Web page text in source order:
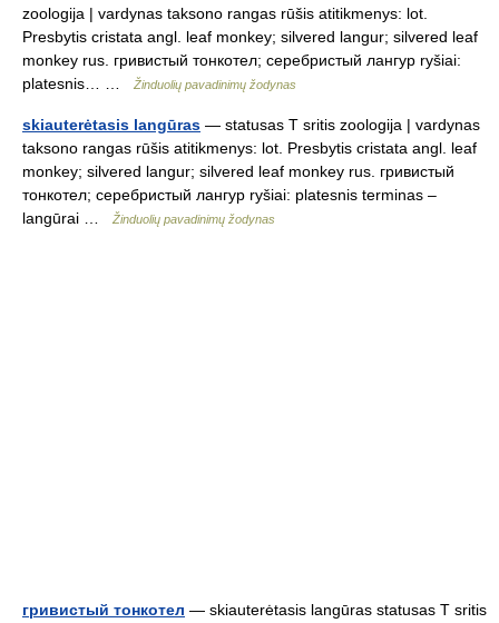
zoologija | vardynas taksono rangas rūšis atitikmenys: lot.
Presbytis cristata angl. leaf monkey; silvered langur; silvered leaf
monkey rus. гривистый тонкотел; серебристый лангур ryšiai:
platesnis… …
Žinduolių pavadinimų žodynas
skiauterėtasis langūras — statusas T sritis zoologija | vardynas
taksono rangas rūšis atitikmenys: lot. Presbytis cristata angl. leaf
monkey; silvered langur; silvered leaf monkey rus. гривистый
тонкотел; серебристый лангур ryšiai: platesnis terminas –
langūrai …
Žinduolių pavadinimų žodynas
гривистый тонкотел — skiauterėtasis langūras statusas T sritis